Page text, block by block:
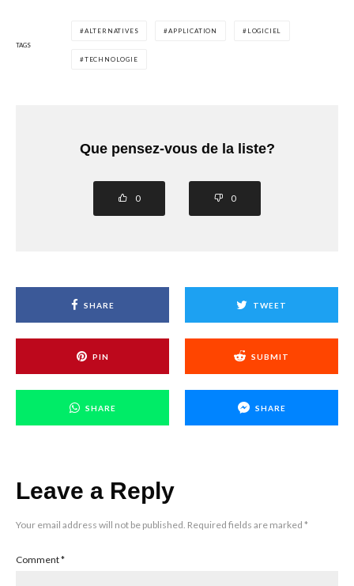
TAGS
ALTERNATIVES APPLICATION LOGICIEL
TECHNOLOGIE
Que pensez-vous de la liste?
0 0
SHARE TWEET
PIN SUBMIT
SHARE SHARE
Leave a Reply
Your email address will not be published. Required fields are marked *
Comment*